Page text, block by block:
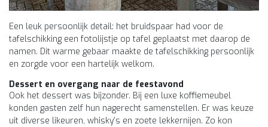
Een leuk persoonlijk detail: het bruidspaar had voor de
tafelschikking een fotolijstje op tafel geplaatst met daarop de
namen. Dit warme gebaar maakte de tafelschikking persoonlijk
en zorgde voor een hartelijk welkom.
Dessert en overgang naar de feestavond
Ook het dessert was bijzonder. Bij een luxe koffiemeubel
konden gasten zelf hun nagerecht samenstellen. Er was keuze
uit diverse likeuren, whisky’s en zoete lekkernijen. Zo kon